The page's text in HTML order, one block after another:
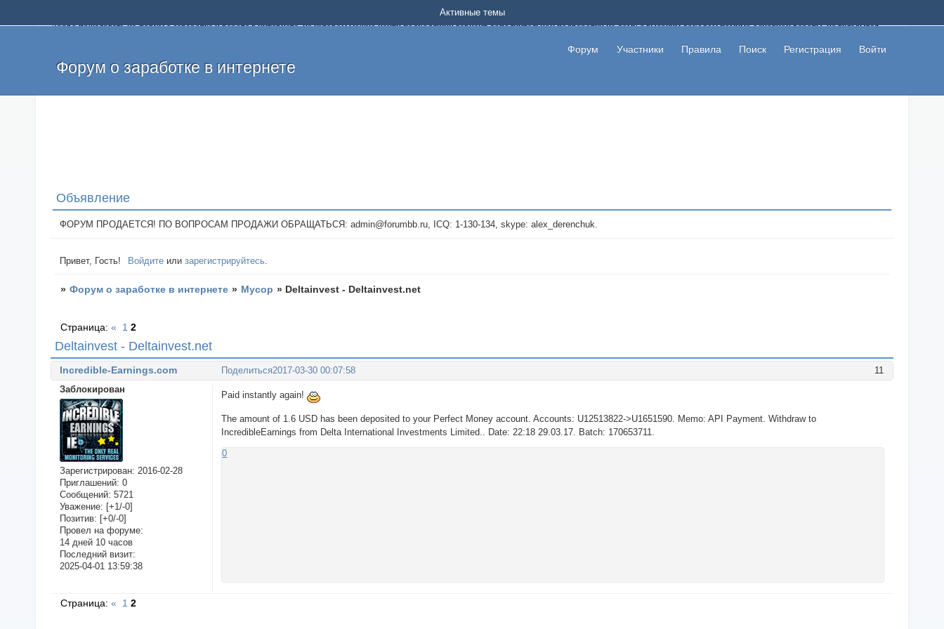
Добро пожаловать на форум о заработке и работе в интернете, на котором можно найти подходящий вариант дополнительной подработки на дому с высоким доходом помимо основной работы, не вкладывая
и оставлять свои отзывы. Если вы знаете, что определенный проект или сайт не платит, то указывайте в теме что это лохотрон, чтобы другие пользователи не попались на развод. Вы сможете начать зарабатывать
легкие деньги без вложений и регистрации уже сегодня. Создавайте новые темы, размещайте объявления со своими пригласительными ссылками и первая прибыль не заставит себя долго ждать.
Форум о заработке в интернете
Форум Участники Правила Поиск Регистрация Войти
Активные темы
Объявление
ФОРУМ ПРОДАЕТСЯ! ПО ВОПРОСАМ ПРОДАЖИ ОБРАЩАТЬСЯ: admin@forumbb.ru, ICQ: 1-130-134, skype: alex_derenchuk.
Привет, Гость! Войдите илизарегистрируйтесь.
» Форум о заработке в интернете » Мусор » Deltainvest - Deltainvest.net
Deltainvest - Deltainvest.net
Страница:« 1 2
Поделиться 11
2017-03-30 00:07:58
Incredible-Earnings.com
Заблокирован
Зарегистрирован: 2016-02-28
Приглашений: 0
Сообщений: 5721
Уважение: [+1/-0]
Позитив: [+0/-0]
Провел на форуме:
14 дней 10 часов
Последний визит:
2025-04-01 13:59:38
Paid instantly again!
The amount of 1.6 USD has been deposited to your Perfect Money account. Accounts: U12513822->U1651590. Memo: API Payment. Withdraw to
IncredibleEarnings from Delta International Investments Limited.. Date: 22:18 29.03.17. Batch: 170653711.
0
Страница:« 1 2